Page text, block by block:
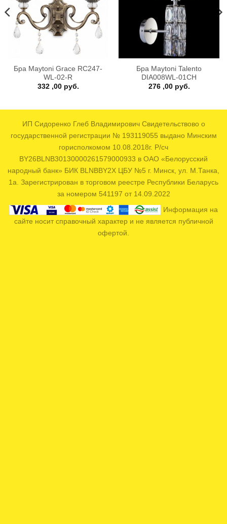
Бра Maytoni Grace RC247-
WL-02-R
332 ,00 руб.
Бра Maytoni Talento
DIA008WL-01CH
276 ,00 руб.
ИП Сидоренко Глеб Владимирович Свидетельствово о
государственной регистрации № 193119055 выдано Минским
горисполкомом 10.08.2018г. Р/сч
BY26BLNB30130000261579000933 в ОАО «Белорусский
народный банк» БИК BLNBBY2X ЦБУ №5 г. Минск, ул. М.Танка,
1а. Зарегистрирован в торговом реестре Республики Беларусь
за номером 541197 от 14.09.2022
Информация на
сайте носит справочный характер и не является публичной
офертой.